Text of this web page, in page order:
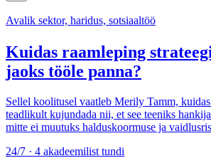
Avalik sektor, haridus, sotsiaaltöö
Kuidas raamleping
jaoks tööle panna?
Sellel koolitusel vaatleb Merily Tamm,
teadlikult kujundada nii, et see teeniks
mitte ei muutuks halduskoormuse ja
24/7 · 4 akadeemilist tundi